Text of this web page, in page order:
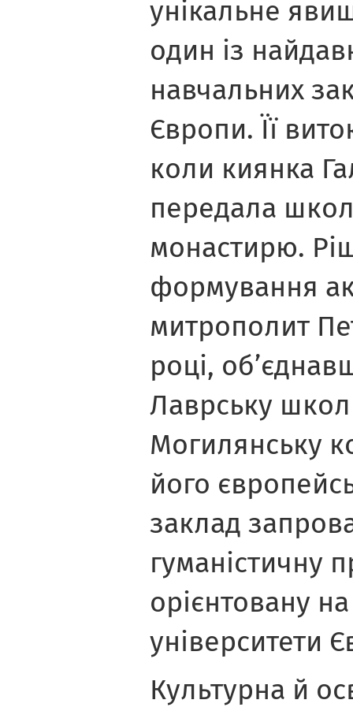
унікальне
один із
навчальних
Європи. Її
коли киянка
передала
монастирю.
формування
митрополит
році,
Лаврську
Могилянську
його
заклад
гуманістичну
орієнтовану
університети
Культурна й